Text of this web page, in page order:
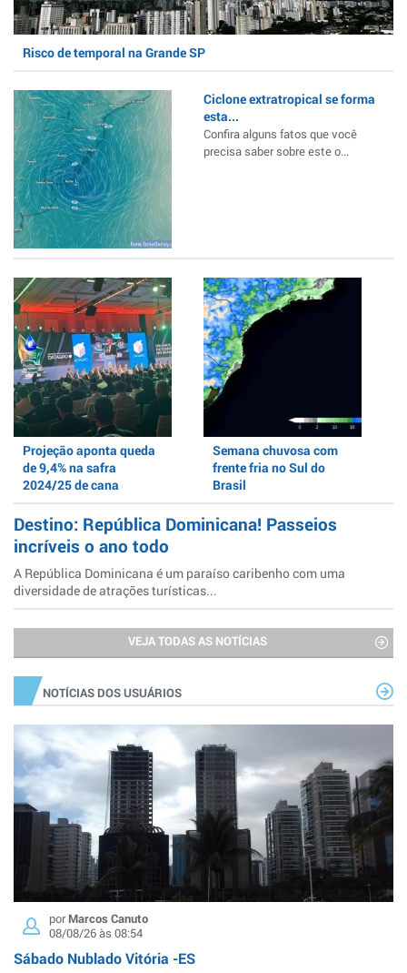
Risco de temporal na Grande SP
Ciclone extratropical se forma
esta...
Confira alguns fatos que você
precisa saber sobre este o...
Projeção aponta queda
de 9,4% na safra
2024/25 de cana
Semana chuvosa com
frente fria no Sul do
Brasil
Destino: República Dominicana! Passeios
incríveis o ano todo
A República Dominicana é um paraíso caribenho com uma
diversidade de atrações turísticas...
VEJA TODAS AS NOTÍCIAS
NOTÍCIAS DOS USUÁRIOS
porMarcos Canuto
08/08/26 às 08:54
Sábado Nublado Vitória -ES